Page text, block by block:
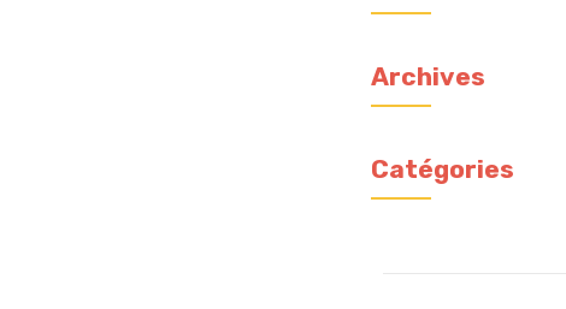
Archives
Catégories